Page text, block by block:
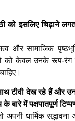
को इसलिए चिढ़ाने
और सामाजिक
को केवल उनके रूप-रंग
टीवी देख रहे हैं और
बारे में पक्षपातपूर्ण
धार्मिक